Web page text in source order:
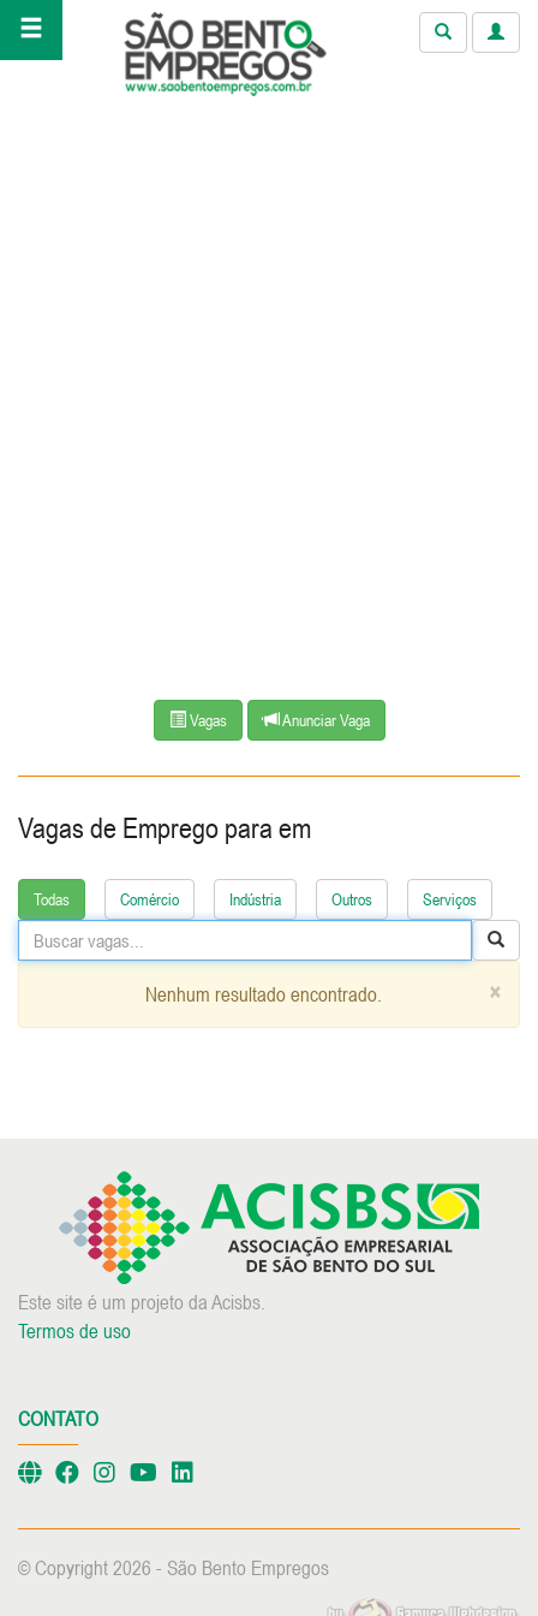
Vagas Anunciar Vaga
Vagas de Emprego para em
Todas Comércio Indústria Outros Serviços
×
Nenhum resultado encontrado.
Este site é um projeto da Acisbs.
Termos de uso
CONTATO
© Copyright 2026 - São Bento Empregos